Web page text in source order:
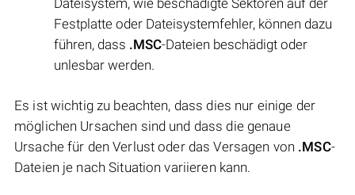
Festplatte oder Dateisystemfehler, können dazu
führen, dass .MSC-Dateien beschädigt oder
unlesbar werden.
Es ist wichtig zu beachten, dass dies nur einige der
möglichen Ursachen sind und dass die genaue
Ursache für den Verlust oder das Versagen von .MSC-
Dateien je nach Situation variieren kann.